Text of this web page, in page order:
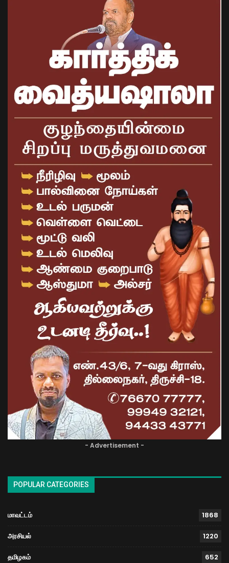
- Advertisement -
POPULAR CATEGORIES
மாவட்டம் 1868
அரசியல் 1220
தமிழகம் 652